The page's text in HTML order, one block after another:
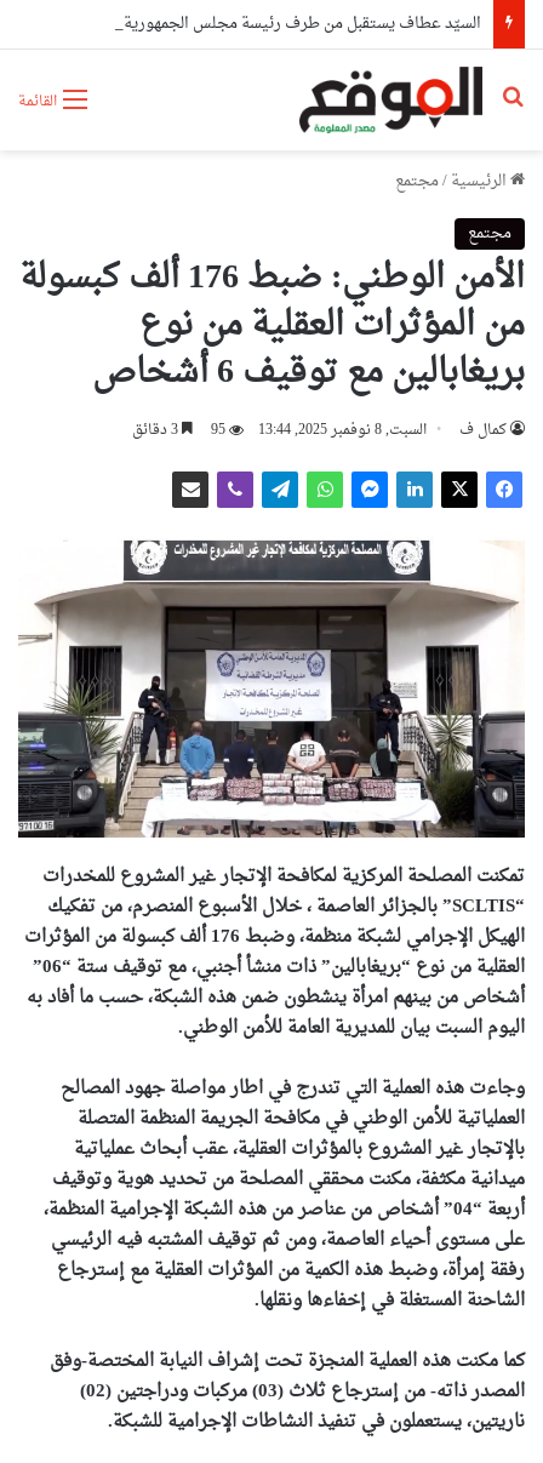
القائمة بحث عن
الرئيسية/مجتمع
مجتمع
الأمن الوطني: ضبط 176 ألف كبسولة
من المؤثرات العقلية من نوع
بريغابالين مع توقيف 6 أشخاص
كمال ف السبت, 8 نوفمبر 2025, 13:44 95
تمكنت المصلحة المركزية لمكافحة الإتجار غير المشروع للمخدرات
“SCLTIS” بالجزائر العاصمة ، خلال الأسبوع المنصرم، من تفكيك
الهيكل الإجرامي لشبكة منظمة، وضبط 176 ألف كبسولة من المؤثرات
العقلية من نوع “بريغابالين” ذات منشأ أجنبي، مع توقيف ستة “06”
أشخاص من بينهم امرأة ينشطون ضمن هذه الشبكة، حسب ما أفاد به
اليوم السبت بيان للمديرية العامة للأمن الوطني.
وجاءت هذه العملية التي تندرج في اطار مواصلة جهود المصالح
العملياتية للأمن الوطني في مكافحة الجريمة المنظمة المتصلة
بالإتجار غير المشروع بالمؤثرات العقلية، عقب أبحاث عملياتية
ميدانية مكثفة، مكنت محققي المصلحة من تحديد هوية وتوقيف
أربعة “04” أشخاص من عناصر من هذه الشبكة الإجرامية المنظمة،
على مستوى أحياء العاصمة، ومن ثم توقيف المشتبه فيه الرئيسي
رفقة إمرأة، وضبط هذه الكمية من المؤثرات العقلية مع إسترجاع
الشاحنة المستغلة في إخفاءها ونقلها.
كما مكنت هذه العملية المنجزة تحت إشراف النيابة المختصة-وفق
المصدر ذاته-
من إسترجاع ثلاث (03) مركبات ودراجتين (02)
ناريتين، يستعملون في تنفيذ النشاطات الإجرامية للشبكة.